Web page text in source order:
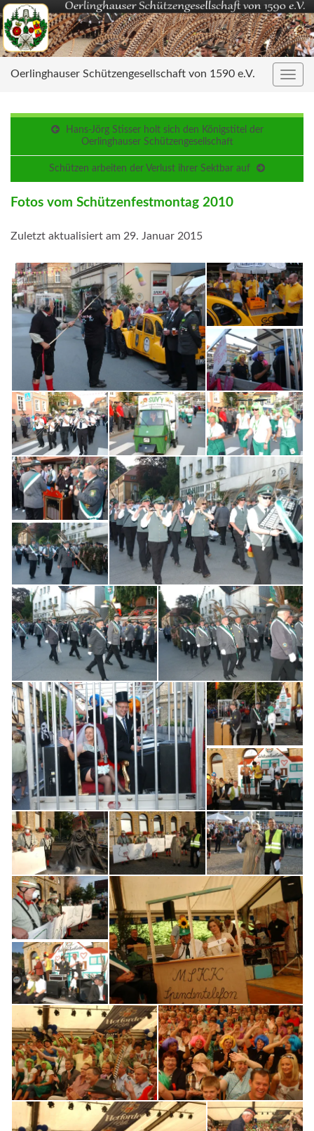
Oerlinghauser Schützengesellschaft von 1590 e.V.
Hans-Jörg Stisser holt sich den Königstitel der
Oerlinghauser Schützengesellschaft
Schützen arbeiten der Verlust ihrer Sektbar auf
Fotos vom Schützenfestmontag 2010
Zuletzt aktualisiert am 29. Januar 2015